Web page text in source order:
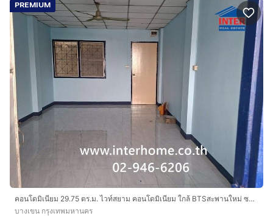
PREMIUM
คอนโดมิเนียม 29.75 ตร.ม. ไวท์สยาม คอนโดมิเนียม ใกล้ BTSสะพานใหม่ ซอยพหลโยธิน52 ถนนพหลโยธิน เขตบางเขน กรุงเทพมหานคร
บางเขน กรุงเทพมหานคร